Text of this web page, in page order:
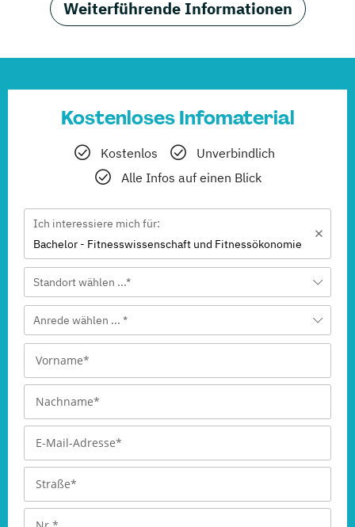
Weiterführende Informationen
Kostenloses Infomaterial
Kostenlos
Unverbindlich
Alle Infos auf einen Blick
Ich interessiere mich für:
Bachelor - Fitnesswissenschaft und Fitnessökonomie
Standort wählen ...*
Anrede wählen ... *